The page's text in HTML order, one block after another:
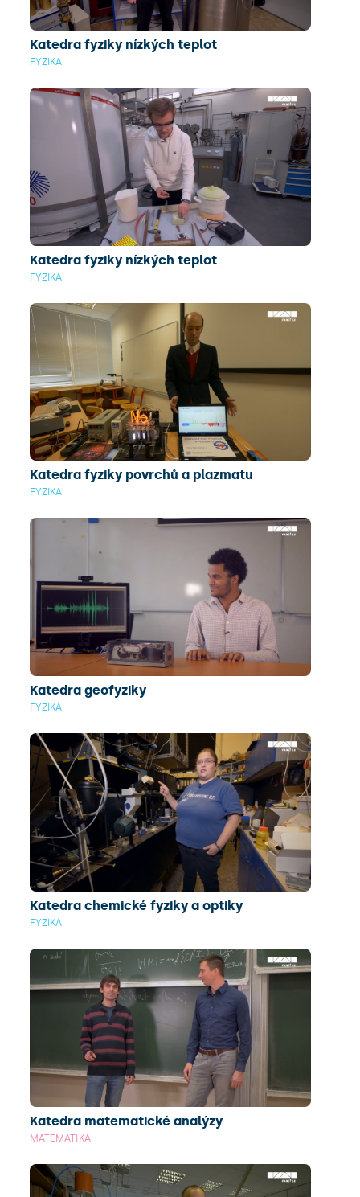
Katedra fyziky nízkých teplot
FYZIKA
Katedra fyziky nízkých teplot
FYZIKA
Katedra fyziky povrchů a plazmatu
FYZIKA
Katedra geofyziky
FYZIKA
Katedra chemické fyziky a optiky
FYZIKA
Katedra matematické analýzy
MATEMATIKA